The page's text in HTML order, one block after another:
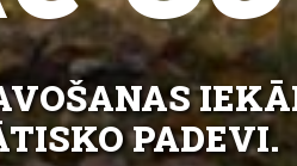
PADEVI.